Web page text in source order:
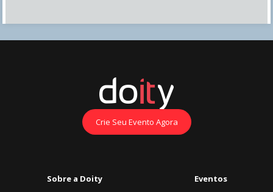
Crie Seu Evento Agora
Sobre a Doity Eventos